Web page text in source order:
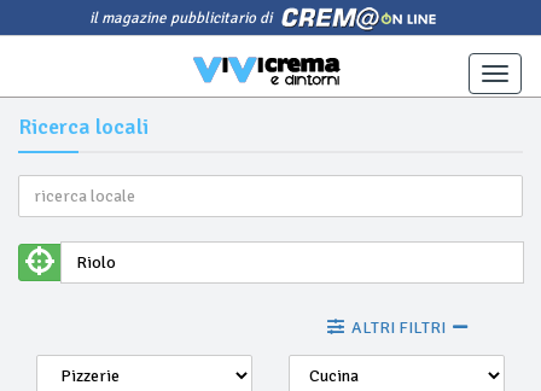
il magazine pubblicitario di
Toggle
Ricerca locali
ALTRI FILTRI